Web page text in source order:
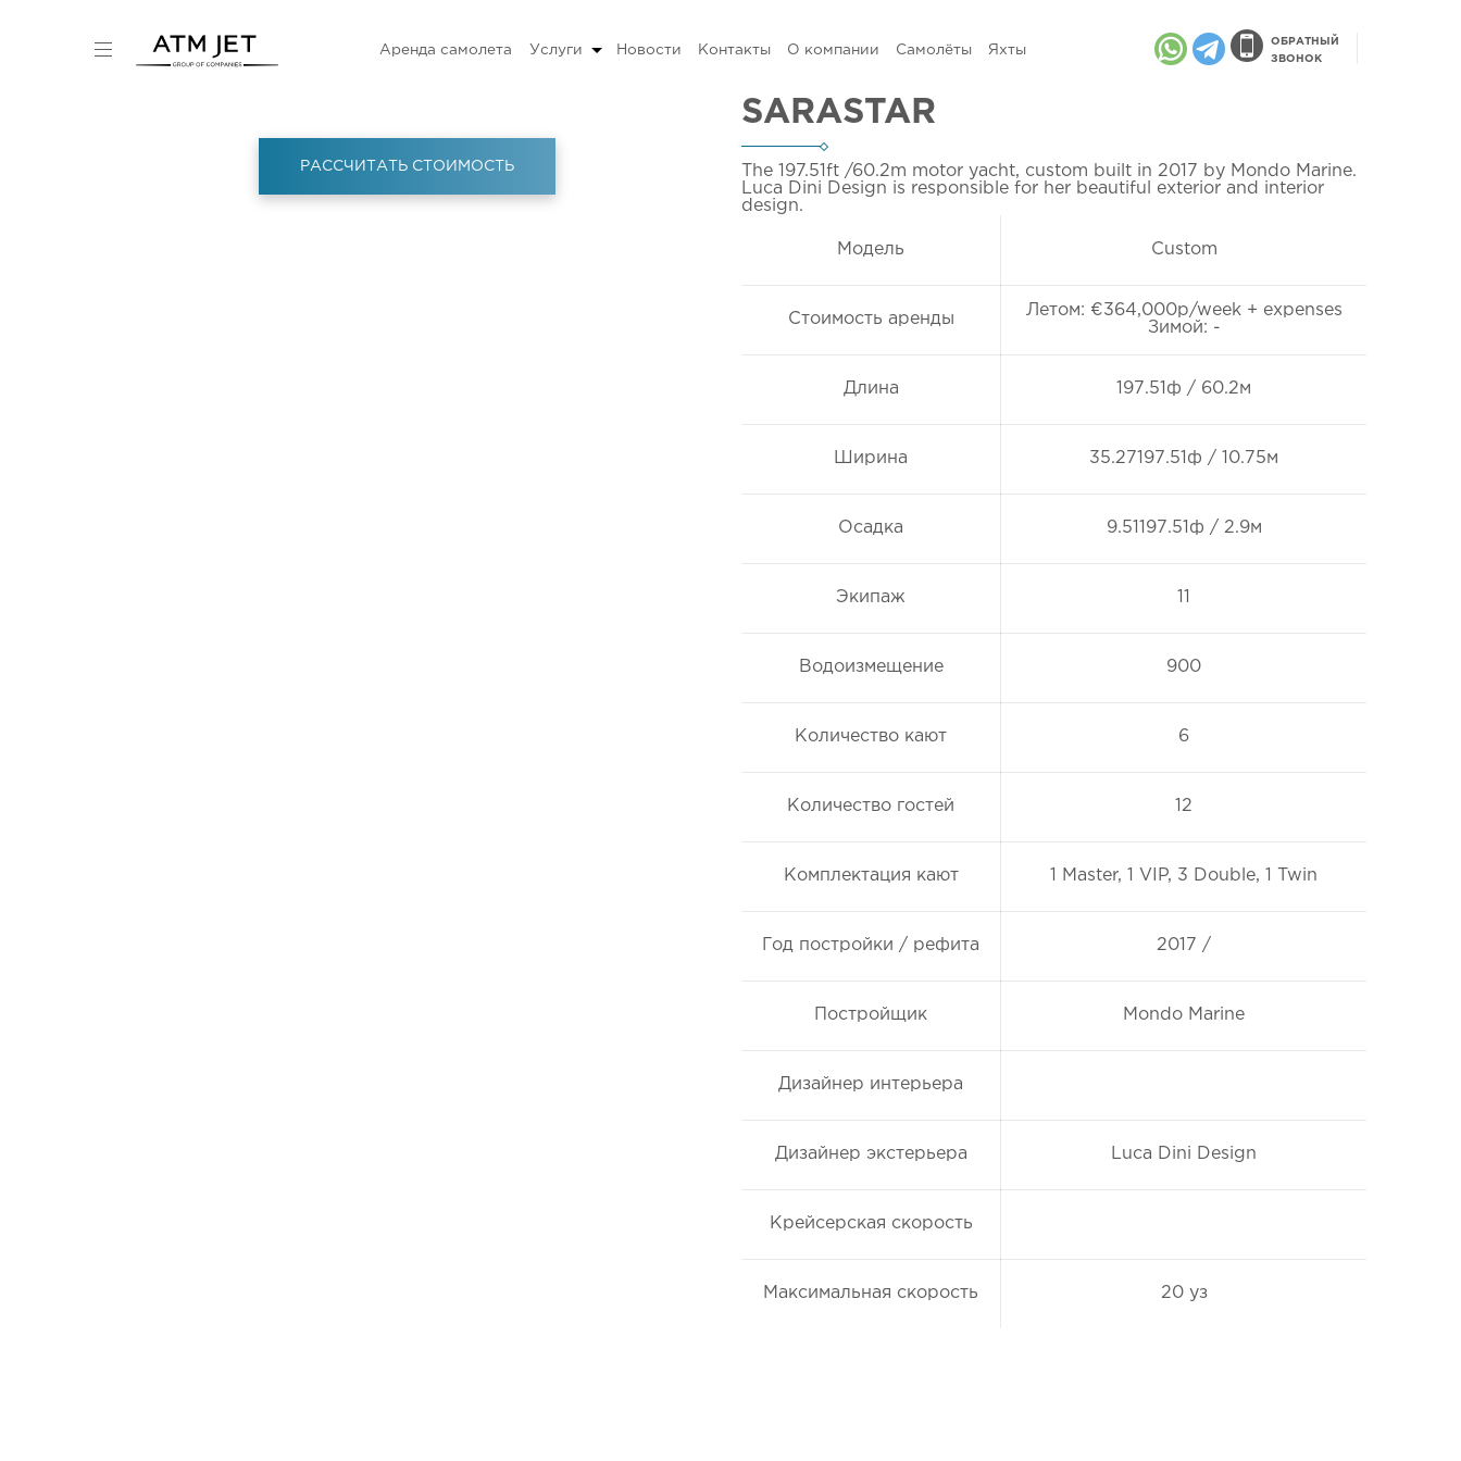
Аренда самолета Услуги Новости Контакты О компании Самолёты Яхты
ОБРАТНЫЙ
ЗВОНОК
РАССЧИТАТЬ СТОИМОСТЬ
SARASTAR
The 197.51ft /60.2m motor yacht, custom built in 2017 by Mondo Marine.
Luca Dini Design is responsible for her beautiful exterior and interior
design.
Модель Custom
Стоимость аренды
Летом: €364,000p/week + expenses
Зимой: -
Длина 197.51ф / 60.2м
Ширина 35.27197.51ф / 10.75м
Осадка 9.51197.51ф / 2.9м
Экипаж
Водоизмещение 900
Количество кают 6
Количество гостей 12
Комплектация кают 1 Master, 1 VIP, 3 Double, 1 Twin
Год постройки / рефита 2017 /
Постройщик Mondo Marine
Дизайнер интерьера
Дизайнер экстерьера Luca Dini Design
Крейсерская скорость
Максимальная скорость 20 уз